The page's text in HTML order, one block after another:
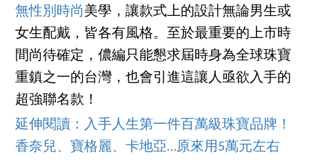
無性別時尚美學，讓款式上的設計無論男生或
女生配戴，皆各有風格。至於最重要的上市時
間尚待確定，儂編只能懇求屆時身為全球珠寶
重鎮之一的台灣，也會引進這讓人亟欲入手的
超強聯名款！
延伸閱讀：入手人生第一件百萬級珠寶品牌！
香奈兒、寶格麗、卡地亞…原來用5萬元左右